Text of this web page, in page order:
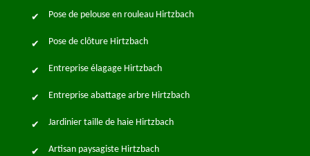
Pose de pelouse en rouleau Hirtzbach
Pose de clôture Hirtzbach
Entreprise élagage Hirtzbach
Entreprise abattage arbre Hirtzbach
Jardinier taille de haie Hirtzbach
Artisan paysagiste Hirtzbach